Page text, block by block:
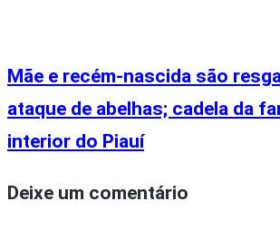
Mãe e recém-nascida são
ataque de abelhas; cadela da
interior do Piauí
Deixe um comentário